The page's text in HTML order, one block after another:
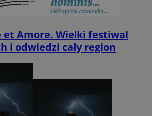
et Amore. Wielki festiwal
i odwiedzi cały region